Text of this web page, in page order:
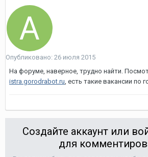
Опубликовано: 26 июля 2015
На форуме, наверное, трудно найти.
istra.gorodrabot.ru, есть такие вакансии по
Создайте аккаунт или
для